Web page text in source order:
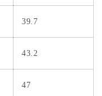
39.7
43.2
47